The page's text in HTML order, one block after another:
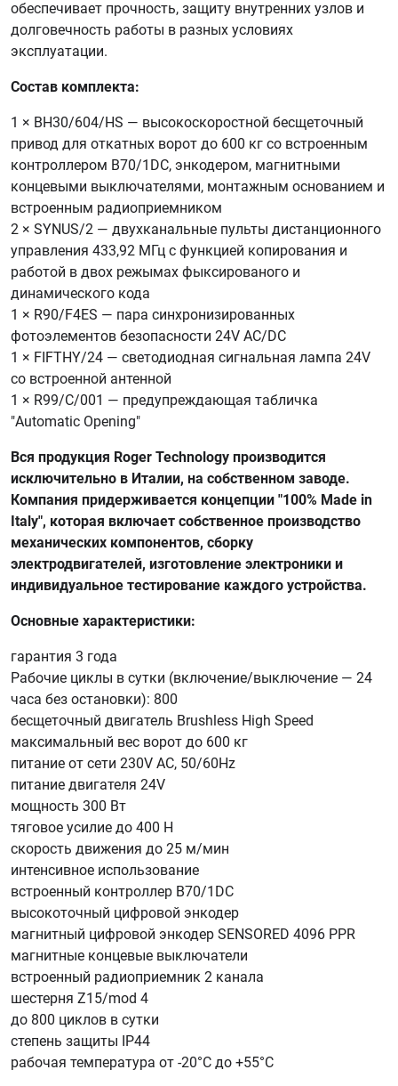
обеспечивает прочность, защиту внутренних узлов и
долговечность работы в разных условиях
эксплуатации.
Состав комплекта:
1 × BH30/604/HS — высокоскоростной бесщеточный
привод для откатных ворот до 600 кг со встроенным
контроллером B70/1DC, энкодером, магнитными
концевыми выключателями, монтажным основанием и
встроенным радиоприемником
2 × SYNUS/2 — двухканальные пульты дистанционного
управления 433,92 МГц с функцией копирования и
работой в двох режымах фыксированого и
динамического кода
1 × R90/F4ES — пара синхронизированных
фотоэлементов безопасности 24V AC/DC
1 × FIFTHY/24 — светодиодная сигнальная лампа 24V
со встроенной антенной
1 × R99/C/001 — предупреждающая табличка
"Automatic Opening"
Вся продукция Roger Technology производится
исключительно в Италии, на собственном заводе.
Компания придерживается концепции "100% Made in
Italy", которая включает собственное производство
механических компонентов, сборку
электродвигателей, изготовление электроники и
индивидуальное тестирование каждого устройства.
Основные характеристики:
гарантия 3 года
Рабочие циклы в сутки (включение/выключение — 24
часа без остановки): 800
бесщеточный двигатель Brushless High Speed
максимальный вес ворот до 600 кг
питание от сети 230V AC, 50/60Hz
питание двигателя 24V
мощность 300 Вт
тяговое усилие до 400 Н
скорость движения до 25 м/мин
интенсивное использование
встроенный контроллер B70/1DC
высокоточный цифровой энкодер
магнитный цифровой энкодер SENSORED 4096 PPR
магнитные концевые выключатели
встроенный радиоприемник 2 канала
шестерня Z15/mod 4
до 800 циклов в сутки
степень защиты IP44
рабочая температура от -20°C до +55°C